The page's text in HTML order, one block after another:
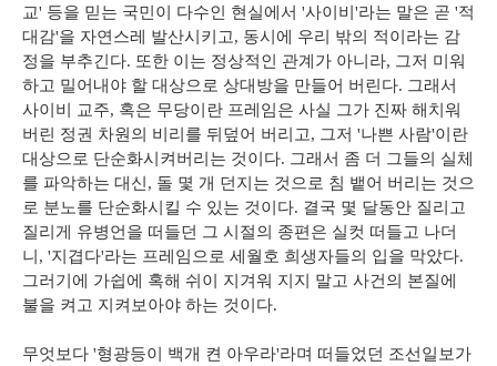
교' 등을 믿는 국민이 다수인 현실에서 '사이비'라는 말은 곧 '적
대감'을 자연스레 발산시키고, 동시에 우리 밖의 적이라는 감
정을 부추긴다. 또한 이는 정상적인 관계가 아니라, 그저 미워
하고 밀어내야 할 대상으로 상대방을 만들어 버린다. 그래서
사이비 교주, 혹은 무당이란 프레임은 사실 그가 진짜 해치워
버린 정권 차원의 비리를 뒤덮어 버리고, 그저 '나쁜 사람'이란
대상으로 단순화시켜버리는 것이다. 그래서 좀 더 그들의 실체
를 파악하는 대신, 돌 몇 개 던지는 것으로 침 뱉어 버리는 것으
로 분노를 단순화시킬 수 있는 것이다. 결국 몇 달동안 질리고
질리게 유병언을 떠들던 그 시절의 종편은 실컷 떠들고 나더
니, '지겹다'라는 프레임으로 세월호 희생자들의 입을 막았다.
그러기에 가쉽에 혹해 쉬이 지겨워 지지 말고 사건의 본질에
불을 켜고 지켜보아야 하는 것이다.
무엇보다 '형광등이 백개 켠 아우라'라며 떠들었던 조선일보가